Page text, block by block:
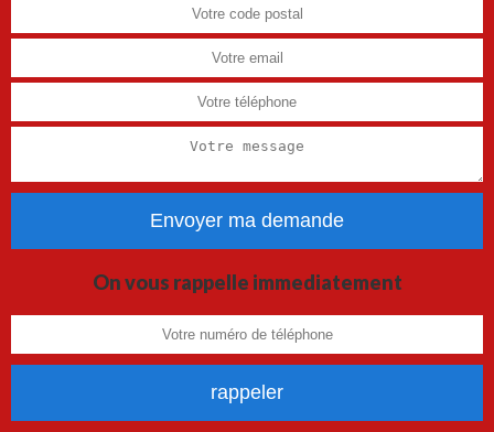
On vous rappelle immediatement